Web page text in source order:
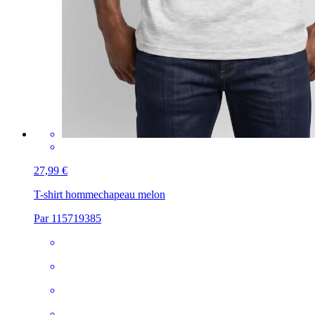
27,99 €
T-shirt hommechapeau melon
Par 115719385